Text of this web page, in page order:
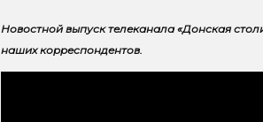
Новостной выпуск телеканала «Донская
наших корреспондентов.